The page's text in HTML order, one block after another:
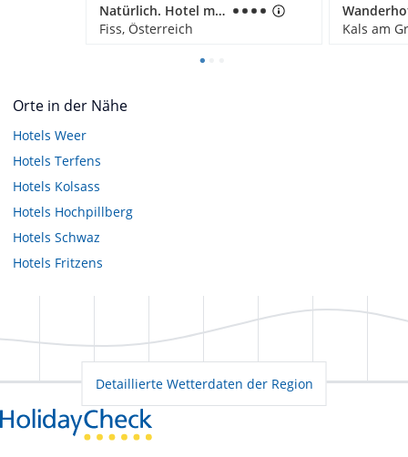
Natürlich. Hotel mit Charakter
Fiss, Österreich
Kals am
Orte in der Nähe
Hotels Weer
Hotels Terfens
Hotels Kolsass
Hotels Hochpillberg
Hotels Schwaz
Hotels Fritzens
Detaillierte Wetterdaten der Region